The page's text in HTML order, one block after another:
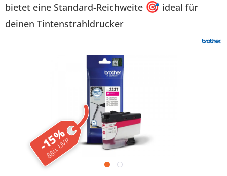
bietet eine Standard-Reichweite 🎯 ideal für
deinen Tintenstrahldrucker
-15%
ggü. UVP